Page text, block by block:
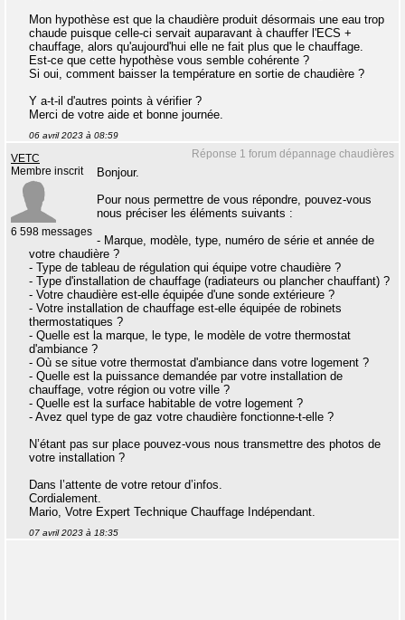
Mon hypothèse est que la chaudière produit désormais une eau trop
chaude puisque celle-ci servait auparavant à chauffer l'ECS +
chauffage, alors qu'aujourd'hui elle ne fait plus que le chauffage.
Est-ce que cette hypothèse vous semble cohérente ?
Si oui, comment baisser la température en sortie de chaudière ?
Y a-t-il d'autres points à vérifier ?
Merci de votre aide et bonne journée.
06 avril 2023 à 08:59
Réponse 1 forum dépannage chaudières
VETC
Membre inscrit
6 598 messages
Bonjour.
Pour nous permettre de vous répondre, pouvez-vous
nous préciser les éléments suivants :
- Marque, modèle, type, numéro de série et année de
votre chaudière ?
- Type de tableau de régulation qui équipe votre chaudière ?
- Type d'installation de chauffage (radiateurs ou plancher chauffant) ?
- Votre chaudière est-elle équipée d'une sonde extérieure ?
- Votre installation de chauffage est-elle équipée de robinets
thermostatiques ?
- Quelle est la marque, le type, le modèle de votre thermostat
d'ambiance ?
- Où se situe votre thermostat d'ambiance dans votre logement ?
- Quelle est la puissance demandée par votre installation de
chauffage, votre région ou votre ville ?
- Quelle est la surface habitable de votre logement ?
- Avez quel type de gaz votre chaudière fonctionne-t-elle ?
N’étant pas sur place pouvez-vous nous transmettre des photos de
votre installation ?
Dans l’attente de votre retour d’infos.
Cordialement.
Mario, Votre Expert Technique Chauffage Indépendant.
07 avril 2023 à 18:35